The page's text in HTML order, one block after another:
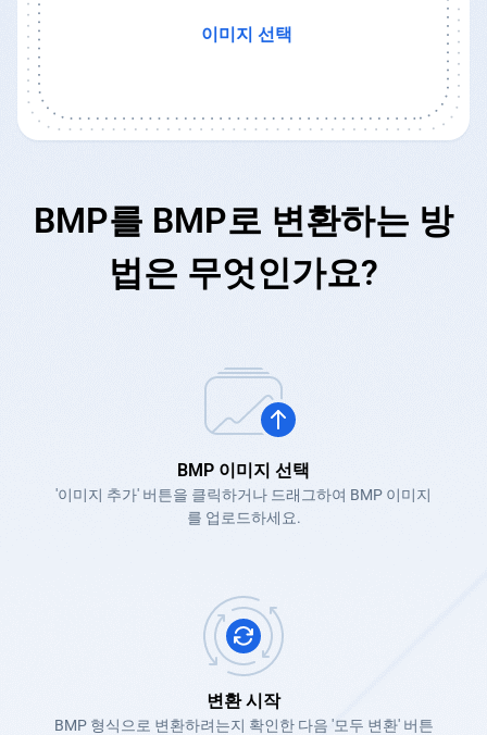
이미지 선택
BMP를 BMP로 변환하는 방
법은 무엇인가요?
BMP 이미지 선택
'이미지 추가' 버튼을 클릭하거나 드래그하여 BMP 이미지
를 업로드하세요.
변환 시작
BMP 형식으로 변환하려는지 확인한 다음 '모두 변환' 버튼